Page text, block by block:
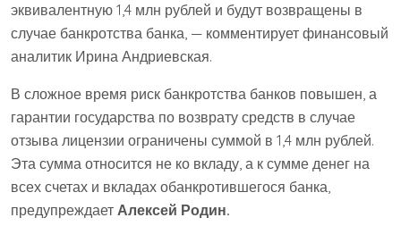
эквивалентную 1,4 млн рублей и будут возвращены в
случае банкротства банка, — комментирует финансовый
аналитик Ирина Андриевская.
В сложное время риск банкротства банков повышен, а
гарантии государства по возврату средств в случае
отзыва лицензии ограничены суммой в 1,4 млн рублей.
Эта сумма относится не ко вкладу, а к сумме денег на
всех счетах и вкладах обанкротившегося банка,
предупреждает Алексей Родин.